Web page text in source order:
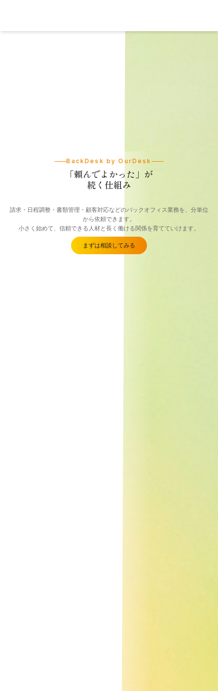
BackDesk by OurDesk
「頼んでよかった」が
続く仕組み
請求・日程調整・書類管理・顧客対応などのバックオフィス業務を、分単位
から依頼できます。
小さく始めて、信頼できる人材と長く働ける関係を育てていけます。
まずは相談してみる